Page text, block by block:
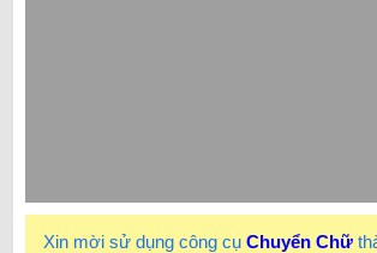
Xin mời sử dụng công cụ Chuyển Chữ